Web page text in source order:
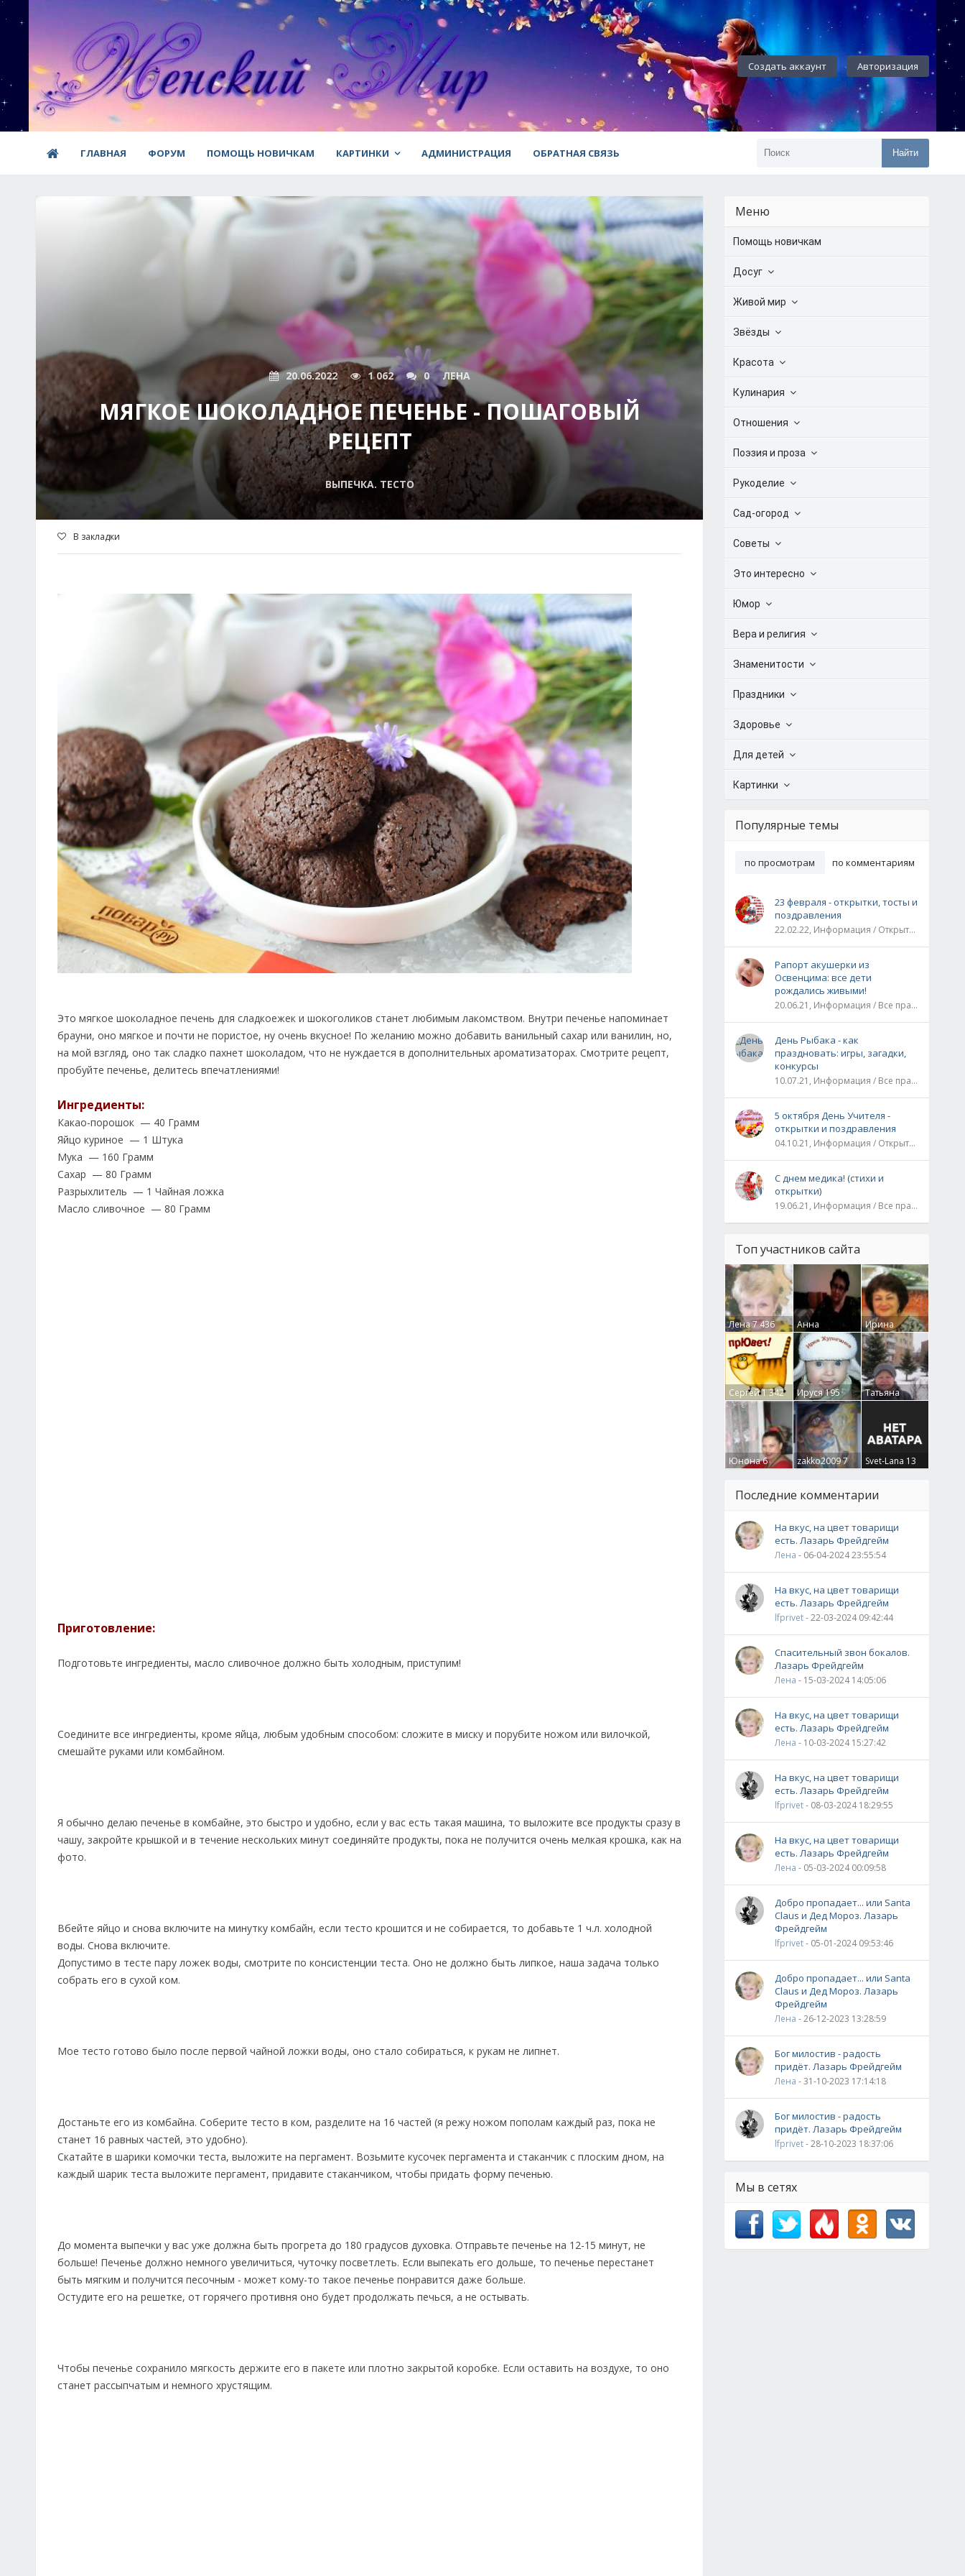
Создать аккаунт Авторизация
ГЛАВНАЯ ФОРУМ ПОМОЩЬ НОВИЧКАМ КАРТИНКИ АДМИНИСТРАЦИЯ ОБРАТНАЯ СВЯЗЬ Найти
20.06.2022 1 062 0 ЛЕНА
МЯГКОЕ ШОКОЛАДНОЕ ПЕЧЕНЬЕ - ПОШАГОВЫЙ
РЕЦЕПТ
ВЫПЕЧКА. ТЕСТО
В закладки
Это мягкое шоколадное печень для сладкоежек и шокоголиков станет любимым лакомством. Внутри печенье напоминает
брауни, оно мягкое и почти не пористое, ну очень вкусное! По желанию можно добавить ванильный сахар или ванилин, но,
на мой взгляд, оно так сладко пахнет шоколадом, что не нуждается в дополнительных ароматизаторах. Смотрите рецепт,
пробуйте печенье, делитесь впечатлениями!
Ингредиенты:
Какао-порошок — 40 Грамм
Яйцо куриное — 1 Штука
Мука — 160 Грамм
Сахар — 80 Грамм
Разрыхлитель — 1 Чайная ложка
Масло сливочное — 80 Грамм
Приготовление:
Подготовьте ингредиенты, масло сливочное должно быть холодным, приступим!
Соедините все ингредиенты, кроме яйца, любым удобным способом: сложите в миску и порубите ножом или вилочкой,
смешайте руками или комбайном.
Я обычно делаю печенье в комбайне, это быстро и удобно, если у вас есть такая машина, то выложите все продукты сразу в
чашу, закройте крышкой и в течение нескольких минут соединяйте продукты, пока не получится очень мелкая крошка, как на
фото.
Вбейте яйцо и снова включите на минутку комбайн, если тесто крошится и не собирается, то добавьте 1 ч.л. холодной
воды. Снова включите.
Допустимо в тесте пару ложек воды, смотрите по консистенции теста. Оно не должно быть липкое, наша задача только
собрать его в сухой ком.
Мое тесто готово было после первой чайной ложки воды, оно стало собираться, к рукам не липнет.
Достаньте его из комбайна. Соберите тесто в ком, разделите на 16 частей (я режу ножом пополам каждый раз, пока не
станет 16 равных частей, это удобно).
Скатайте в шарики комочки теста, выложите на пергамент. Возьмите кусочек пергамента и стаканчик с плоским дном, на
каждый шарик теста выложите пергамент, придавите стаканчиком, чтобы придать форму печенью.
До момента выпечки у вас уже должна быть прогрета до 180 градусов духовка. Отправьте печенье на 12-15 минут, не
больше! Печенье должно немного увеличиться, чуточку посветлеть. Если выпекать его дольше, то печенье перестанет
быть мягким и получится песочным - может кому-то такое печенье понравится даже больше.
Остудите его на решетке, от горячего противня оно будет продолжать печься, а не остывать.
Чтобы печенье сохранило мягкость держите его в пакете или плотно закрытой коробке. Если оставить на воздухе, то оно
станет рассыпчатым и немного хрустящим.
Меню
Помощь новичкам
Досуг
Живой мир
Звёзды
Красота
Кулинария
Отношения
Поэзия и проза
Рукоделие
Сад-огород
Советы
Это интересно
Юмор
Вера и религия
Знаменитости
Праздники
Здоровье
Для детей
Картинки
Популярные темы
по просмотрам по комментариям
23 февраля - открытки, тосты и
поздравления
22.02.22, Информация / Открытки / Все праздники
Рапорт акушерки из
Освенцима: все дети
рождались живыми!
20.06.21, Информация / Все праздники / Рассказы и истории
День Рыбака - как
праздновать: игры, загадки,
конкурсы
10.07.21, Информация / Все праздники
5 октября День Учителя -
открытки и поздравления
04.10.21, Информация / Открытки / Все праздники
С днем медика! (стихи и
открытки)
19.06.21, Информация / Все праздники
Топ участников сайта
Лена7 436
Анна
Гумлевая0
Ирина
Бруцкая41
Сергей1 342 Ируся195
Татьяна
Крючкова0
Юнона6 zakko20097 Svet-Lana 13
Последние комментарии
На вкус, на цвет товарищи
есть. Лазарь Фрейдгейм
Лена - 06-04-2024 23:55:54
На вкус, на цвет товарищи
есть. Лазарь Фрейдгейм
lfprivet- 22-03-2024 09:42:44
Спасительный звон бокалов.
Лазарь Фрейдгейм
Лена - 15-03-2024 14:05:06
На вкус, на цвет товарищи
есть. Лазарь Фрейдгейм
Лена - 10-03-2024 15:27:42
На вкус, на цвет товарищи
есть. Лазарь Фрейдгейм
lfprivet- 08-03-2024 18:29:55
На вкус, на цвет товарищи
есть. Лазарь Фрейдгейм
Лена - 05-03-2024 00:09:58
Добро пропадает... или Santa
Claus и Дед Мороз. Лазарь
Фрейдгейм
lfprivet- 05-01-2024 09:53:46
Добро пропадает... или Santa
Claus и Дед Мороз. Лазарь
Фрейдгейм
Лена - 26-12-2023 13:28:59
Бог милостив - радость
придёт. Лазарь Фрейдгейм
Лена - 31-10-2023 17:14:18
Бог милостив - радость
придёт. Лазарь Фрейдгейм
lfprivet- 28-10-2023 18:37:06
Мы в сетях